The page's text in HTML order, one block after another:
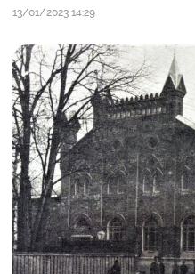
13/01/2023 14:29